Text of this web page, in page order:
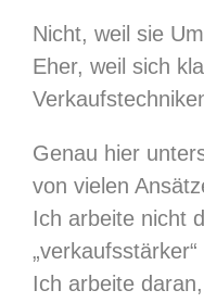
Nicht, weil sie
Eher, weil sich
Genau hier
von vielen
Ich arbeite nicht
Ich arbeite